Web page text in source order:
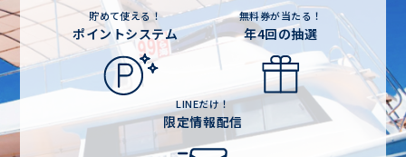
貯めて使える！
ポイントシステム
無料券が当たる！
年4回の抽選
LINEだけ！
限定情報配信